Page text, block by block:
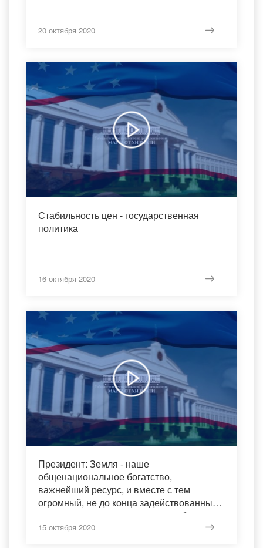
20 октября 2020
Стабильность цен - государственная
политика
16 октября 2020
Президент: Земля - наше
общенациональное богатство,
важнейший ресурс, и вместе с тем
огромный, не до конца задействованный
резерв для увеличения доходов бюджета
15 октября 2020